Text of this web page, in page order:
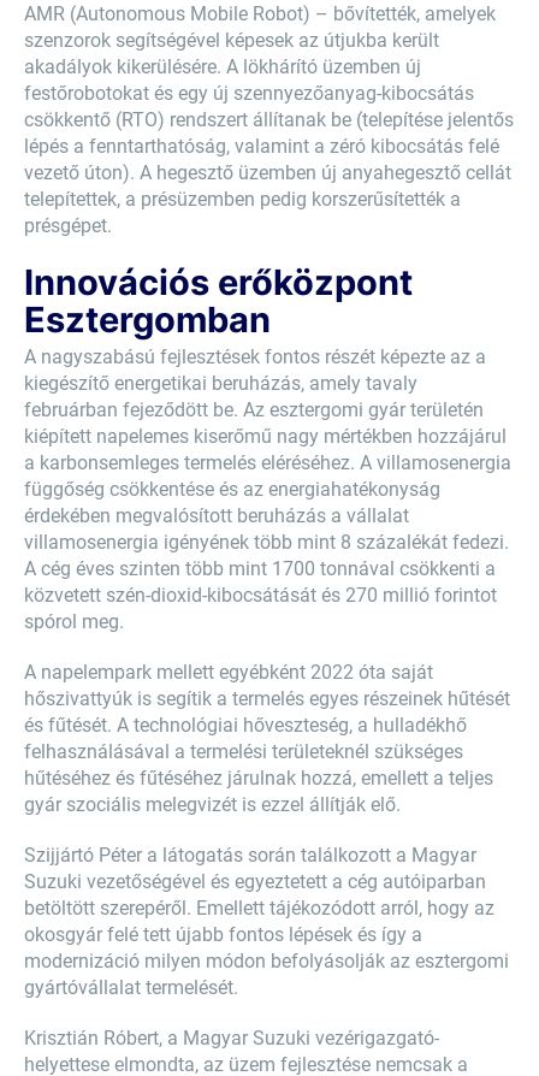
AMR (Autonomous Mobile Robot) – bővítették, amelyek
szenzorok segítségével képesek az útjukba került
akadályok kikerülésére. A lökhárító üzemben új
festőrobotokat és egy új szennyezőanyag-kibocsátás
csökkentő (RTO) rendszert állítanak be (telepítése jelentős
lépés a fenntarthatóság, valamint a zéró kibocsátás felé
vezető úton). A hegesztő üzemben új anyahegesztő cellát
telepítettek, a présüzemben pedig korszerűsítették a
présgépet.
Innovációs erőközpont
Esztergomban
A nagyszabású fejlesztések fontos részét képezte az a
kiegészítő energetikai beruházás, amely tavaly
februárban fejeződött be. Az esztergomi gyár területén
kiépített napelemes kiserőmű nagy mértékben hozzájárul
a karbonsemleges termelés eléréséhez. A villamosenergia
függőség csökkentése és az energiahatékonyság
érdekében megvalósított beruházás a vállalat
villamosenergia igényének több mint 8 százalékát fedezi.
A cég éves szinten több mint 1700 tonnával csökkenti a
közvetett szén-dioxid-kibocsátását és 270 millió forintot
spórol meg.
A napelempark mellett egyébként 2022 óta saját
hőszivattyúk is segítik a termelés egyes részeinek hűtését
és fűtését. A technológiai hőveszteség, a hulladékhő
felhasználásával a termelési területeknél szükséges
hűtéséhez és fűtéséhez járulnak hozzá, emellett a teljes
gyár szociális melegvizét is ezzel állítják elő.
Szijjártó Péter a látogatás során találkozott a Magyar
Suzuki vezetőségével és egyeztetett a cég autóiparban
betöltött szerepéről. Emellett tájékozódott arról, hogy az
okosgyár felé tett újabb fontos lépések és így a
modernizáció milyen módon befolyásolják az esztergomi
gyártóvállalat termelését.
Krisztián Róbert, a Magyar Suzuki vezérigazgató-
helyettese elmondta, az üzem fejlesztése nemcsak a